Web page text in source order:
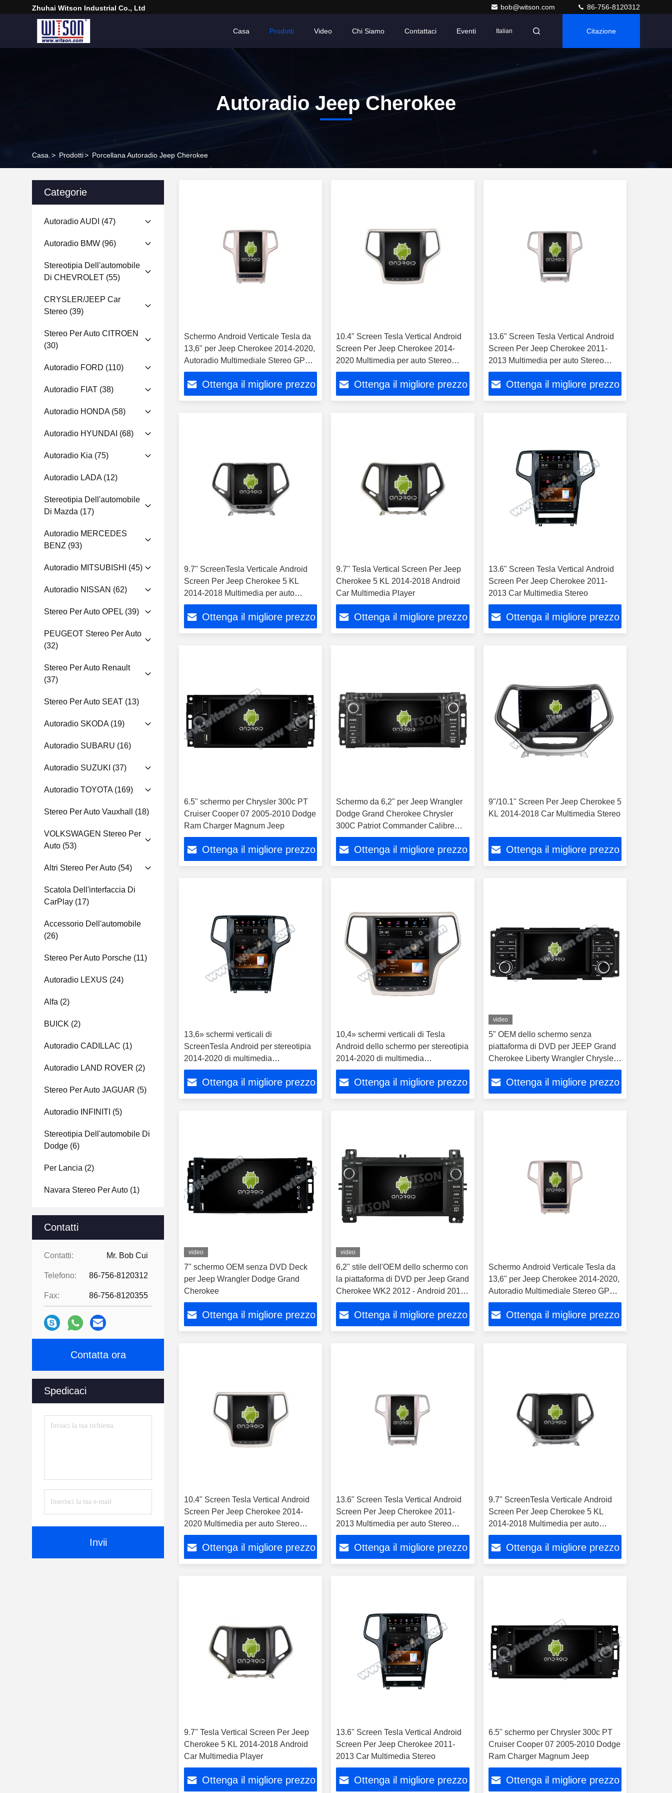
Zhuhai Witson Industrial Co., Ltd bob@witson.com 86-756-8120312
Casa Prodotti Video Chi Siamo Contattaci Eventi Italian Citazione
Autoradio Jeep Cherokee
Casa. > Prodotti> Porcellana Autoradio Jeep Cherokee
Categorie
Autoradio AUDI (47)
Autoradio BMW (96)
Stereotipia Dell'automobile
Di CHEVROLET (55)
CRYSLER/JEEP Car
Stereo (39)
Stereo Per Auto CITROEN
(30)
Autoradio FORD (110)
Autoradio FIAT (38)
Autoradio HONDA(58)
Autoradio HYUNDAI (68)
Autoradio Kia (75)
Autoradio LADA(12)
Stereotipia Dell'automobile
Di Mazda (17)
Autoradio MERCEDES
BENZ (93)
Autoradio MITSUBISHI (45)
Autoradio NISSAN (62)
Stereo Per Auto OPEL (39)
PEUGEOT Stereo Per Auto
(32)
Stereo Per Auto Renault
(37)
Stereo Per Auto SEAT (13)
Autoradio SKODA(19)
Autoradio SUBARU (16)
Autoradio SUZUKI (37)
Autoradio TOYOTA(169)
Stereo Per Auto Vauxhall (18)
VOLKSWAGEN Stereo Per
Auto (53)
Altri Stereo Per Auto (54)
Scatola Dell'interfaccia Di
CarPlay (17)
Accessorio Dell'automobile
(26)
Stereo Per Auto Porsche (11)
Autoradio LEXUS (24)
Alfa (2)
BUICK (2)
Autoradio CADILLAC (1)
Autoradio LAND ROVER (2)
Stereo Per Auto JAGUAR (5)
Autoradio INFINITI (5)
Stereotipia Dell'automobile Di
Dodge (6)
Per Lancia (2)
Navara Stereo Per Auto (1)
Contatti
Contatti: Mr. Bob Cui
Telefono: 86-756-8120312
Fax: 86-756-8120355
Contatta ora
Spedicaci
Invii
Schermo Android Verticale Tesla da
13,6" per Jeep Cherokee 2014-2020,
Autoradio Multimediale Stereo GPS,
Carplay Player
Ottenga il migliore prezzo
10.4" Screen Tesla Vertical Android
Screen Per Jeep Cherokee 2014-
2020 Multimedia per auto Stereo
GPS Carplay Player
Ottenga il migliore prezzo
13.6" Screen Tesla Vertical Android
Screen Per Jeep Cherokee 2011-
2013 Multimedia per auto Stereo
GPS Carplay Player
Ottenga il migliore prezzo
9.7" ScreenTesla Verticale Android
Screen Per Jeep Cherokee 5 KL
2014-2018 Multimedia per auto
Stereo GPS Carplay Player
Ottenga il migliore prezzo
9.7'' Tesla Vertical Screen Per Jeep
Cherokee 5 KL 2014-2018 Android
Car Multimedia Player
Ottenga il migliore prezzo
13.6" Screen Tesla Vertical Android
Screen Per Jeep Cherokee 2011-
2013 Car Multimedia Stereo
Ottenga il migliore prezzo
6.5" schermo per Chrysler 300c PT
Cruiser Cooper 07 2005-2010 Dodge
Ram Charger Magnum Jeep
Ottenga il migliore prezzo
Schermo da 6,2" per Jeep Wrangler
Dodge Grand Cherokee Chrysler
300C Patriot Commander Calibre
Chall
Ottenga il migliore prezzo
9"/10.1" Screen Per Jeep Cherokee 5
KL 2014-2018 Car Multimedia Stereo
Ottenga il migliore prezzo
13,6» schermi verticali di
ScreenTesla Android per stereotipia
2014-2020 di multimedia
dell'automobile di Jeep Cherokee
Ottenga il migliore prezzo
10,4» schermi verticali di Tesla
Android dello schermo per stereotipia
2014-2020 di multimedia
dell'automobile di Jeep Cherokee
Ottenga il migliore prezzo
video
5" OEM dello schermo senza
piattaforma di DVD per JEEP Grand
Cherokee Liberty Wrangler Chrysler
Dodge 1999-2004
Ottenga il migliore prezzo
video
7" schermo OEM senza DVD Deck
per Jeep Wrangler Dodge Grand
Cherokee
Ottenga il migliore prezzo
video
6,2" stile dell'OEM dello schermo con
la piattaforma di DVD per Jeep Grand
Cherokee WK2 2012 - Android 2013
CarPlay
Ottenga il migliore prezzo
Schermo Android Verticale Tesla da
13,6" per Jeep Cherokee 2014-2020,
Autoradio Multimediale Stereo GPS,
Carplay Player
Ottenga il migliore prezzo
10.4" Screen Tesla Vertical Android
Screen Per Jeep Cherokee 2014-
2020 Multimedia per auto Stereo
GPS Carplay Player
Ottenga il migliore prezzo
13.6" Screen Tesla Vertical Android
Screen Per Jeep Cherokee 2011-
2013 Multimedia per auto Stereo
GPS Carplay Player
Ottenga il migliore prezzo
9.7" ScreenTesla Verticale Android
Screen Per Jeep Cherokee 5 KL
2014-2018 Multimedia per auto
Stereo GPS Carplay Player
Ottenga il migliore prezzo
9.7'' Tesla Vertical Screen Per Jeep
Cherokee 5 KL 2014-2018 Android
Car Multimedia Player
Ottenga il migliore prezzo
13.6" Screen Tesla Vertical Android
Screen Per Jeep Cherokee 2011-
2013 Car Multimedia Stereo
Ottenga il migliore prezzo
6.5" schermo per Chrysler 300c PT
Cruiser Cooper 07 2005-2010 Dodge
Ram Charger Magnum Jeep
Ottenga il migliore prezzo